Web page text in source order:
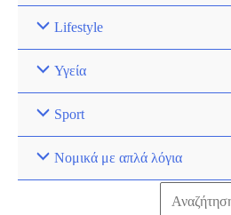
Lifestyle
Υγεία
Sport
Νομικά με απλά λόγια